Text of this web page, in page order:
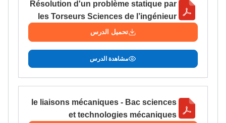
Résolution d'un problème statique par
les Torseurs Sciences de l’ingénieur
تحميل الدرس
مشاهدة الدرس
le liaisons mécaniques - Bac sciences
et technologies mécaniques